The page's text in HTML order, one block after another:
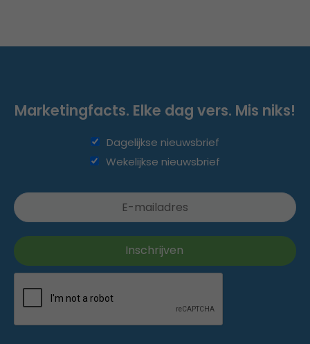
Marketingfacts. Elke dag vers. Mis niks!
Dagelijkse nieuwsbrief
Wekelijkse nieuwsbrief